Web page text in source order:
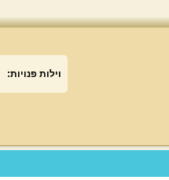
וילות פנויות: